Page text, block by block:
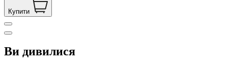
Купити
Ви дивилися